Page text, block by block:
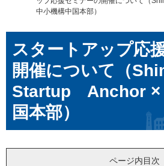
中小機構中国本部）
スタートアップ応
開催について（
Startup Anchor ×
国本部）
ページ内目次